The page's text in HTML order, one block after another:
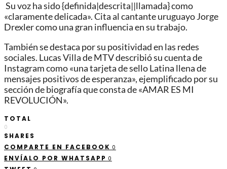
​ Su voz ha sido {definida|descrita||llamada} como
«claramente delicada». Cita al cantante uruguayo Jorge
Drexler como una gran influencia en su trabajo.
También se destaca por su positividad en las redes
sociales. Lucas Villa de MTV describió su cuenta de
Instagram como «una tarjeta de sello Latina llena de
mensajes positivos de esperanza», ejemplificado por su
sección de biografía que consta de «AMAR ES MI
REVOLUCIÓN».
TOTAL
0
SHARES
COMPARTE EN FACEBOOK 0
ENVÍALO POR WHATSAPP 0